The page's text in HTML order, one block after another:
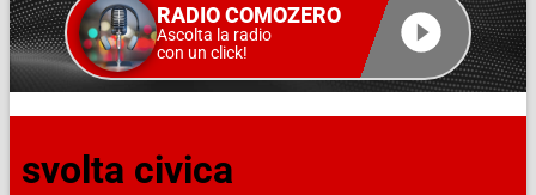
RADIO COMOZERO
Ascolta la radio
con un click!
svolta civica